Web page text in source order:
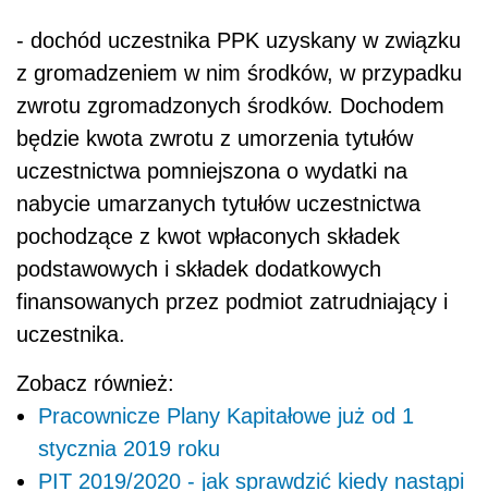
- dochód uczestnika PPK uzyskany w związku
z gromadzeniem w nim środków, w przypadku
zwrotu zgromadzonych środków. Dochodem
będzie kwota zwrotu z umorzenia tytułów
uczestnictwa pomniejszona o wydatki na
nabycie umarzanych tytułów uczestnictwa
pochodzące z kwot wpłaconych składek
podstawowych i składek dodatkowych
finansowanych przez podmiot zatrudniający i
uczestnika.
Zobacz również:
Pracownicze Plany Kapitałowe już od 1
stycznia 2019 roku
PIT 2019/2020 - jak sprawdzić kiedy nastąpi